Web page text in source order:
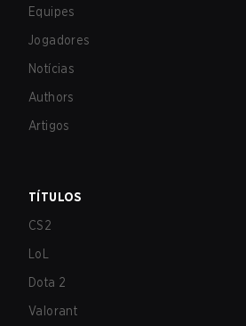
Equipes
Jogadores
Notícias
Authors
Artigos
TÍTULOS
CS2
LoL
Dota 2
Valorant